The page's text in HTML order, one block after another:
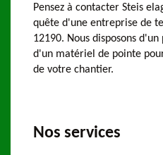
Pensez à contacter Steis
quête d'une entreprise de
12190. Nous disposons
d'un matériel de pointe
de votre chantier.
Nos services